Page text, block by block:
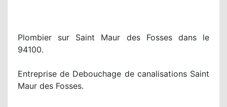
Plombier sur Saint Maur des Fosses dans le
94100.
Entreprise de Debouchage de canalisations Saint
Maur des Fosses.